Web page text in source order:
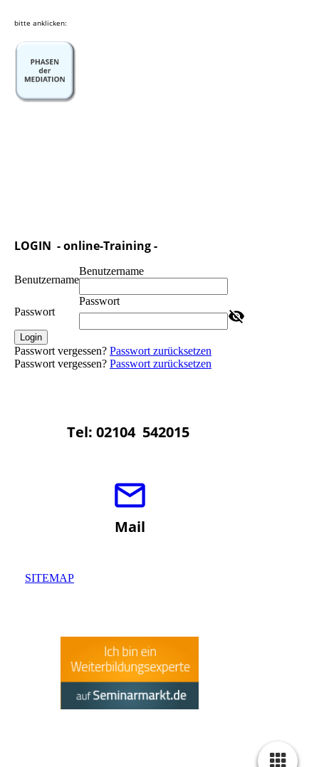
bitte anklicken:
LOGIN - online-Training -
Benutzername
Benutzername
Passwort
Passwort
Login
Passwort vergessen? Passwort zurücksetzen
Passwort vergessen? Passwort zurücksetzen
Tel: 02104 542015
Mail
SITEMAP